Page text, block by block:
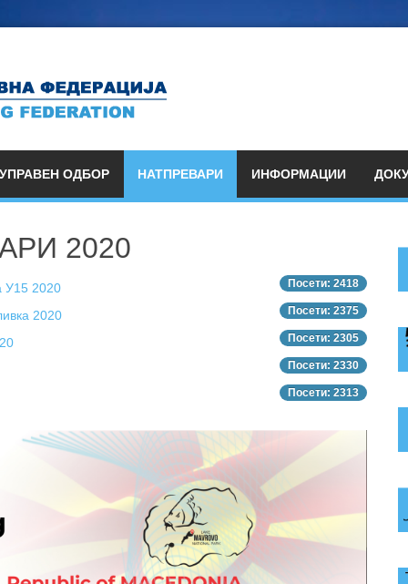
УПРАВЕН ОДБОР НАТПРЕВАРИ ИНФОРМАЦИИ
2020
Посети: 2418
У15 2020
Посети: 2375
2020
Посети: 2305
Посети: 2330
Посети: 2313